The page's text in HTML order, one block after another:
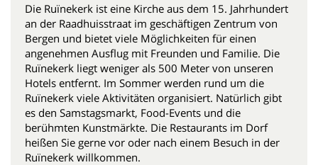
Die Ruïnekerk ist eine Kirche aus dem 15. Jahrhundert
an der Raadhuisstraat im geschäftigen Zentrum von
Bergen und bietet viele Möglichkeiten für einen
angenehmen Ausflug mit Freunden und Familie. Die
Ruïnekerk liegt weniger als 500 Meter von unseren
Hotels entfernt. Im Sommer werden rund um die
Ruïnekerk viele Aktivitäten organisiert. Natürlich gibt
es den Samstagsmarkt, Food-Events und die
berühmten Kunstmärkte. Die Restaurants im Dorf
heißen Sie gerne vor oder nach einem Besuch in der
Ruïnekerk willkommen.